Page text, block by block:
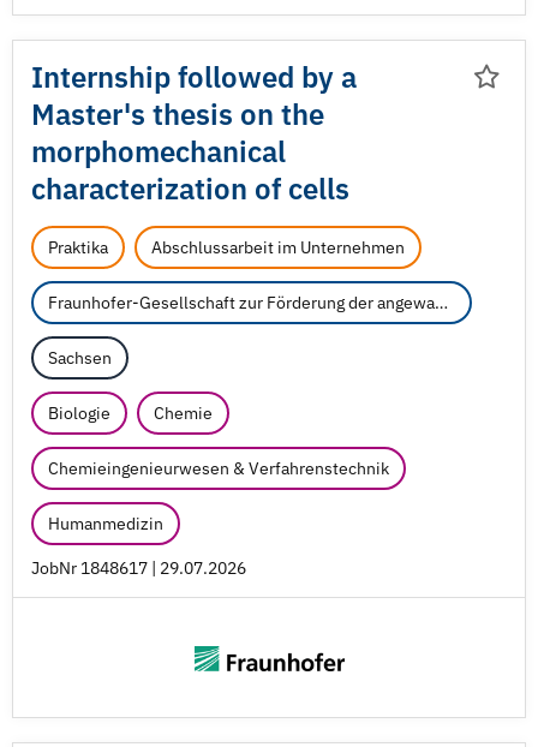
Internship followed by a
Master's thesis on the
morphomechanical
characterization of cells
Praktika Abschlussarbeit im Unternehmen
Fraunhofer-Gesellschaft zur Förderung der angewandten Forschung e.V.
Sachsen
Biologie Chemie
Chemieingenieurwesen & Verfahrenstechnik
Humanmedizin
JobNr 1848617 | 29.07.2026